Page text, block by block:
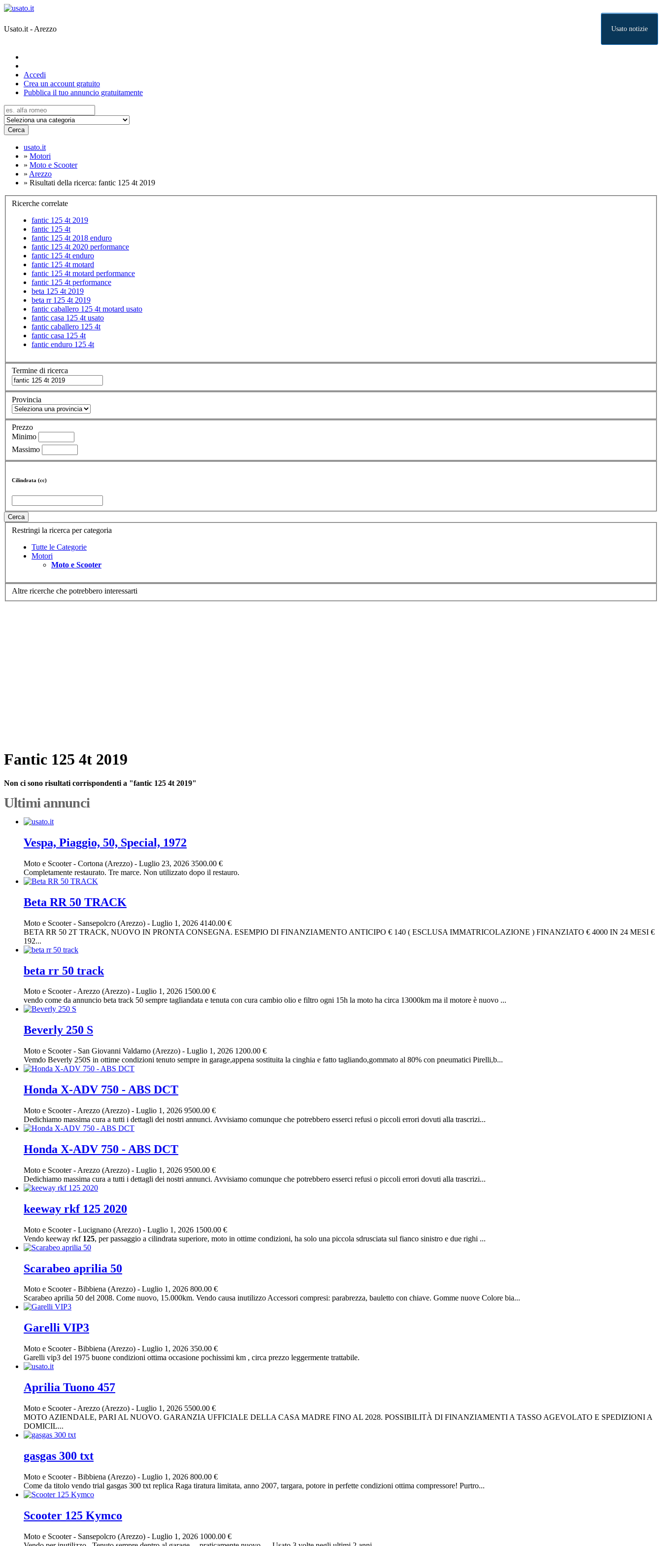
Usato.it - Arezzo Usato notizie
Accedi
Crea un account gratuito
Pubblica il tuo annuncio gratuitamente
Cerca
usato.it
» Motori
» Moto e Scooter
» Arezzo
» Risultati della ricerca: fantic 125 4t 2019
Ricerche correlate
fantic 125 4t 2019
fantic 125 4t
fantic 125 4t 2018 enduro
fantic 125 4t 2020 performance
fantic 125 4t enduro
fantic 125 4t motard
fantic 125 4t motard performance
fantic 125 4t performance
beta 125 4t 2019
beta rr 125 4t 2019
fantic caballero 125 4t motard usato
fantic casa 125 4t usato
fantic caballero 125 4t
fantic casa 125 4t
fantic enduro 125 4t
Termine di ricerca
Provincia
Prezzo
Minimo
Massimo
Cilindrata (cc)
Cerca
Restringi la ricerca per categoria
Tutte le Categorie
Motori
Moto e Scooter
Altre ricerche che potrebbero interessarti
Fantic 125 4t 2019
Non ci sono risultati corrispondenti a "fantic 125 4t 2019"
Ultimi annunci
Vespa, Piaggio, 50, Special, 1972
Moto e Scooter- Cortona (Arezzo) - Luglio 23, 2026 3500.00 €
Completamente restaurato. Tre marce. Non utilizzato dopo il restauro.
Beta RR 50 TRACK
Moto e Scooter- Sansepolcro (Arezzo) - Luglio 1, 2026 4140.00 €
BETA RR 50 2T TRACK, NUOVO IN PRONTA CONSEGNA. ESEMPIO DI FINANZIAMENTO ANTICIPO € 140 ( ESCLUSA IMMATRICOLAZIONE ) FINANZIATO € 4000 IN 24 MESI €
192...
beta rr 50 track
Moto e Scooter-Arezzo (Arezzo) - Luglio 1, 2026 1500.00 €
vendo come da annuncio beta track 50 sempre tagliandata e tenuta con cura cambio olio e filtro ogni 15h la moto ha circa 13000km ma il motore è nuovo ...
Beverly 250 S
Moto e Scooter- San Giovanni Valdarno (Arezzo) - Luglio 1, 2026 1200.00 €
Vemdo Beverly 250S in ottime condizioni tenuto sempre in garage,appena sostituita la cinghia e fatto tagliando,gommato al 80% con pneumatici Pirelli,b...
Honda X-ADV 750 - ABS DCT
Moto e Scooter- Arezzo (Arezzo) - Luglio 1, 2026 9500.00 €
Dedichiamo massima cura a tutti i dettagli dei nostri annunci. Avvisiamo comunque che potrebbero esserci refusi o piccoli errori dovuti alla trascrizi...
Honda X-ADV 750 - ABS DCT
Moto e Scooter- Arezzo (Arezzo) - Luglio 1, 2026 9500.00 €
Dedichiamo massima cura a tutti i dettagli dei nostri annunci. Avvisiamo comunque che potrebbero esserci refusi o piccoli errori dovuti alla trascrizi...
keeway rkf 125 2020
Moto e Scooter- Lucignano (Arezzo) - Luglio 1, 2026 1500.00 €
Vendo keeway rkf 125, per passaggio a cilindrata superiore, moto in ottime condizioni, ha solo una piccola sdrusciata sul fianco sinistro e due righi ...
Scarabeo aprilia 50
Moto e Scooter- Bibbiena (Arezzo) - Luglio 1, 2026 800.00 €
Scarabeo aprilia 50 del 2008. Come nuovo, 15.000km. Vendo causa inutilizzo Accessori compresi: parabrezza, bauletto con chiave. Gomme nuove Colore bia...
Garelli VIP3
Moto e Scooter- Bibbiena (Arezzo) - Luglio 1, 2026 350.00 €
Garelli vip3 del 1975 buone condizioni ottima occasione pochissimi km , circa prezzo leggermente trattabile.
Aprilia Tuono 457
Moto e Scooter- Arezzo (Arezzo) - Luglio 1, 2026 5500.00 €
MOTO AZIENDALE, PARI AL NUOVO. GARANZIA UFFICIALE DELLA CASA MADRE FINO AL 2028. POSSIBILITÀ DI FINANZIAMENTI A TASSO AGEVOLATO E SPEDIZIONI A
DOMICIL...
gasgas 300 txt
Moto e Scooter- Bibbiena (Arezzo) - Luglio 1, 2026 800.00 €
Come da titolo vendo trial gasgas 300 txt replica Raga tiratura limitata, anno 2007, targara, potore in perfette condizioni ottima compressore! Purtro...
Scooter 125 Kymco
Moto e Scooter- Sansepolcro (Arezzo) - Luglio 1, 2026 1000.00 €